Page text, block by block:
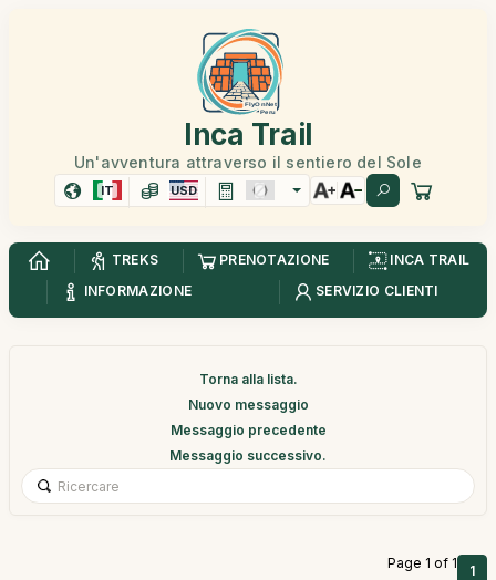
Inca Trail
Un'avventura attraverso il sentiero del Sole
IT USD
TREKS PRENOTAZIONE
INCA TRAIL
INFORMAZIONE
SERVIZIO CLIENTI
Torna alla lista.
Nuovo messaggio
Messaggio precedente
Messaggio successivo.
Page 1 of 1 1